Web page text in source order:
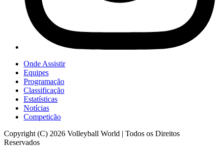
Onde Assistir
Equipes
Programação
Classificação
Estatísticas
Notícias
Competição
Copyright (C) 2026 Volleyball World | Todos os Direitos
Reservados